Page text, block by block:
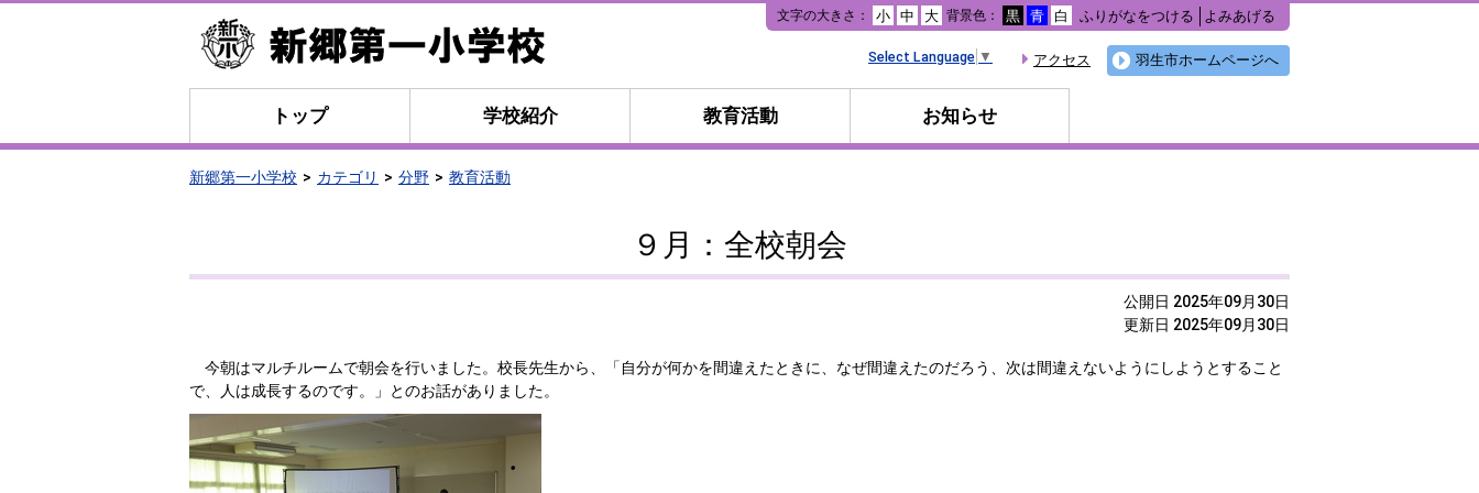
本
文
文字の大きさ： 小 中 大 背景色： 黒 青 白 ふりがなをつける よみあげる
羽生市ホームページへ
アクセス
Select Language ▼
トップ 学校紹介 教育活動 お知らせ
新郷第一小学校 カテゴリ 分野 教育活動
９月：全校朝会
公開日 2025年09月30日
更新日 2025年09月30日
今朝はマルチルームで朝会を行いました。校長先生から、「自分が何かを間違えたときに、なぜ間違えたのだろう、次は間違えないようにしようとすること
で、人は成長するのです。」とのお話がありました。